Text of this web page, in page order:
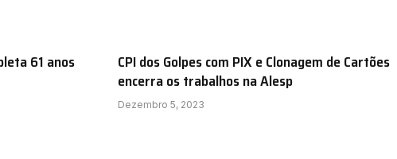
61 anos
CPI dos Golpes com PIX e Clonagem de Cartões
encerra os trabalhos na Alesp
Dezembro 5, 2023